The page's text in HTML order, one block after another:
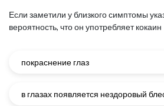
Если заметили у близкого симптомы
вероятность, что он употребляет кокаин
покраснение глаз
в глазах появляется нездоровый